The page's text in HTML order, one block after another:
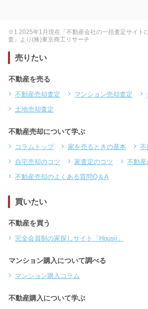
※1 2025年1月現在「不動産会社の一括査定サイト
査」より(株)東京商工リサーチ
売りたい
不動産を売る
不動産売却査定 マンション売却査定
土地売却査定
不動産売却について学ぶ
コラムトップ 家を売るときの基本
不
自宅売却のコツ
家査定のコツ
不動産
不動産売却のよくある質問Q＆A
買いたい
不動産を買う
完全会員制の家探しサイト「Housii」
マンション購入について調べる
マンション購入コラム
不動産購入について学ぶ